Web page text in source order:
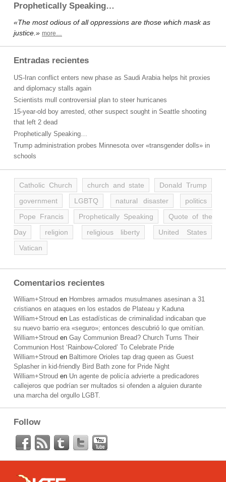
Prophetically Speaking…
«The most odious of all oppressions are those which mask as
justice.» more…
Entradas recientes
US-Iran conflict enters new phase as Saudi Arabia helps hit proxies
and diplomacy stalls again
Scientists mull controversial plan to steer hurricanes
15-year-old boy arrested, other suspect sought in Seattle shooting
that left 2 dead
Prophetically Speaking…
Trump administration probes Minnesota over «transgender dolls» in
schools
Catholic Church church and state
Donald Trump
government
LGBTQ natural disaster
politics
Pope Francis
Prophetically Speaking
Quote of the
Day
religion religious liberty
United States
Vatican
Comentarios recientes
William+Stroud en Hombres armados musulmanes asesinan a 31
cristianos en ataques en los estados de Plateau y Kaduna
William+Stroud en Las estadísticas de criminalidad indicaban que
su nuevo barrio era «seguro»; entonces descubrió lo que omitían.
William+Stroud en Gay Communion Bread? Church Turns Their
Communion Host ‘Rainbow-Colored’ To Celebrate Pride
William+Stroud en Baltimore Orioles tap drag queen as Guest
Splasher in kid-friendly Bird Bath zone for Pride Night
William+Stroud en Un agente de policía advierte a predicadores
callejeros que podrían ser multados si ofenden a alguien durante
una marcha del orgullo LGBT.
Follow